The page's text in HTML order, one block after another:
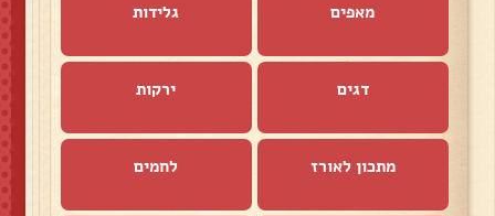
מאפים גלידות
דגים ירקות
מתכון לאורז לחמים